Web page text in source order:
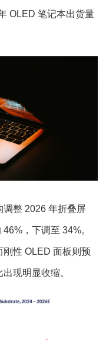
OLED 笔记本出货量
整 2026 年折叠屏
，下调至 34%。
性 OLED 面板则预
现明显收缩。